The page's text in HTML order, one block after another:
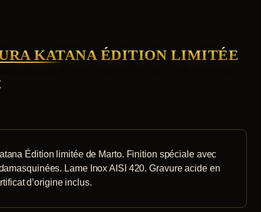
KATANA ÉDITION LIMITÉE
Édition limitée de Marto. Finition spéciale avec
Lame Inox AISI 420. Gravure acide en
d’origine inclus.